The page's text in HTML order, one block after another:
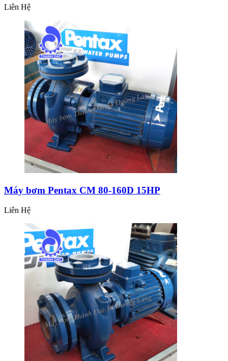
Liên Hệ
Máy bơm Pentax CM 80-160D 15HP
Liên Hệ